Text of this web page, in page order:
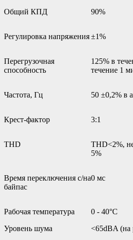
Общий КПД 90%
Регулировка напряжения±1%
Перегрузочная
способность
125% в
течение 1
Частота, Гц 50 ±0,2% в
Крест-фактор 3:1
THD
THD<2%,
5%
Время переключения с/на
байпас
0 мс
Рабочая температура
0 - 40°С
Уровень шума
<65dBA (на